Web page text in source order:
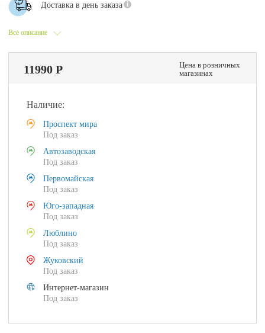
Все описание
Доставка в день заказа
11990 Р
Цена в розничных
магазинах
Наличие:
Проспект мира
Под заказ
Автозаводская
Под заказ
Первомайская
Под заказ
Юго-западная
Под заказ
Люблино
Под заказ
Жуковский
Под заказ
Интернет-магазин
Под заказ